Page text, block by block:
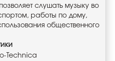
слушать музыку во
работы по дому,
общественного
Technica